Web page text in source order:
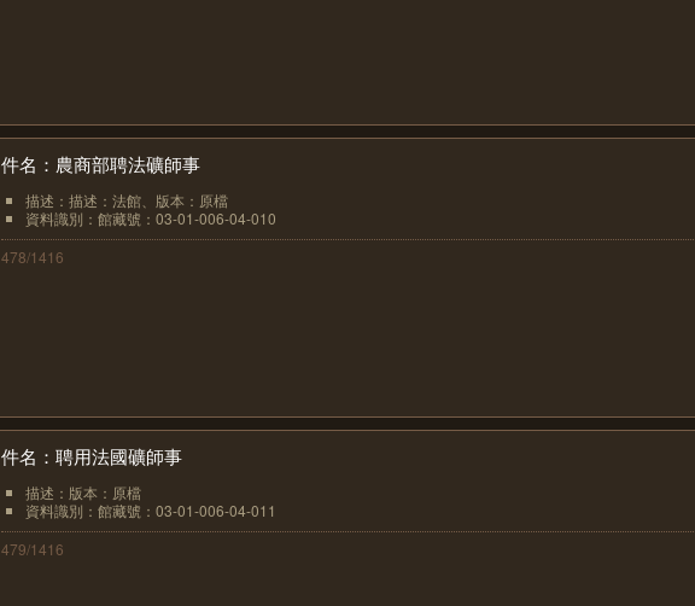
件名：農商部聘法礦師事
描述：描述：法館、版本：原檔
資料識別：館藏號：03-01-006-04-010
478/1416
件名：聘用法國礦師事
描述：版本：原檔
資料識別：館藏號：03-01-006-04-011
479/1416